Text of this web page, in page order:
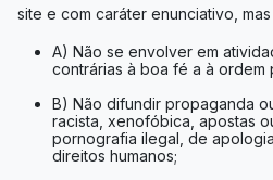
site e com caráter enunciativo,
A) Não se envolver em
contrárias à boa fé a à ordem
B) Não difundir propaganda
racista, xenofóbica, apostas
pornografia ilegal, de
direitos humanos;